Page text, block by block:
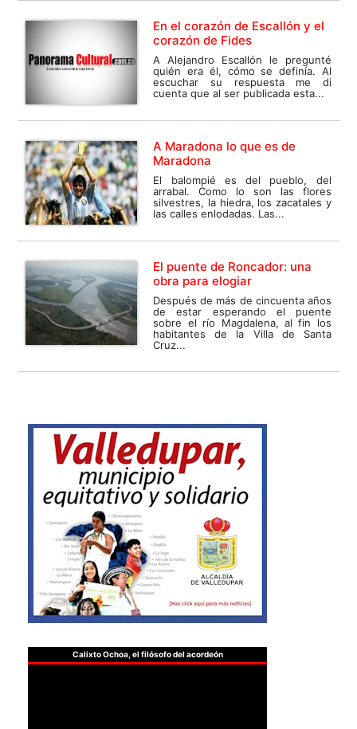
En el corazón de Escallón y el
corazón de Fides
A Alejandro Escallón le pregunté
quién era él, cómo se definía. Al
escuchar su respuesta me di
cuenta que al ser publicada esta...
A Maradona lo que es de
Maradona
El balompié es del pueblo, del
arrabal. Como lo son las flores
silvestres, la hiedra, los zacatales y
las calles enlodadas. Las...
El puente de Roncador: una
obra para elogiar
Después de más de cincuenta años
de estar esperando el puente
sobre el río Magdalena, al fin los
habitantes de la Villa de Santa
Cruz...
Calixto Ochoa, el filósofo del acordeón